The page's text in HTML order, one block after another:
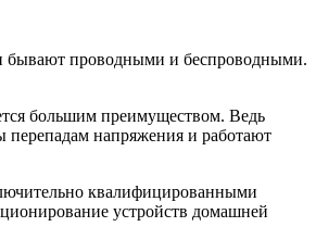
бывают проводными и беспроводными.
большим преимуществом. Ведь
перепадам напряжения и работают
квалифицированными
устройств домашней